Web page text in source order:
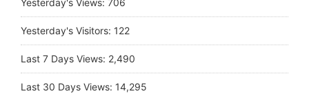
Yesterday's Visitors: 122
Last 7 Days Views: 2,490
Last 30 Days Views: 14,295